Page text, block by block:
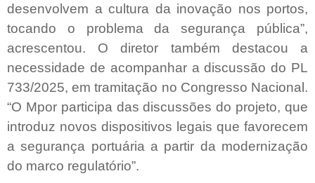
desenvolvem a cultura da inovação nos portos,
tocando o problema da segurança pública”,
acrescentou. O diretor também destacou a
necessidade de acompanhar a discussão do PL
733/2025, em tramitação no Congresso Nacional.
“O Mpor participa das discussões do projeto, que
introduz novos dispositivos legais que favorecem
a segurança portuária a partir da modernização
do marco regulatório”.